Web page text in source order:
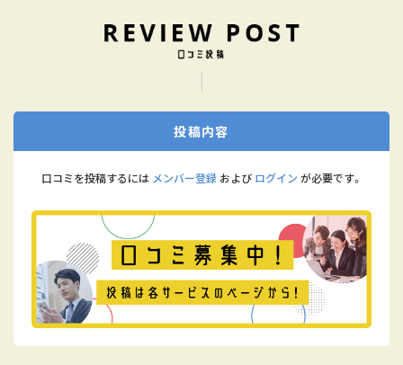
投稿内容
口コミを投稿するには メンバー登録および ログイン が必要です。